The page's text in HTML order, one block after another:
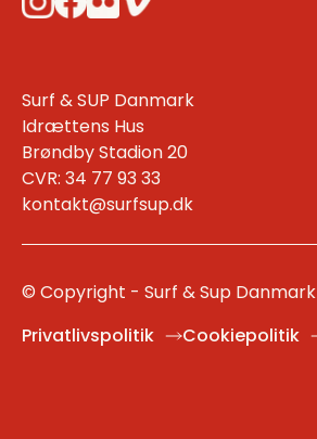
Surf & SUP Danmark
Idrættens Hus
Brøndby Stadion 20
CVR: 34 77 93 33
kontakt@surfsup.dk
© Copyright - Surf & Sup Danmark
Privatlivspolitik
Cookiepolitik